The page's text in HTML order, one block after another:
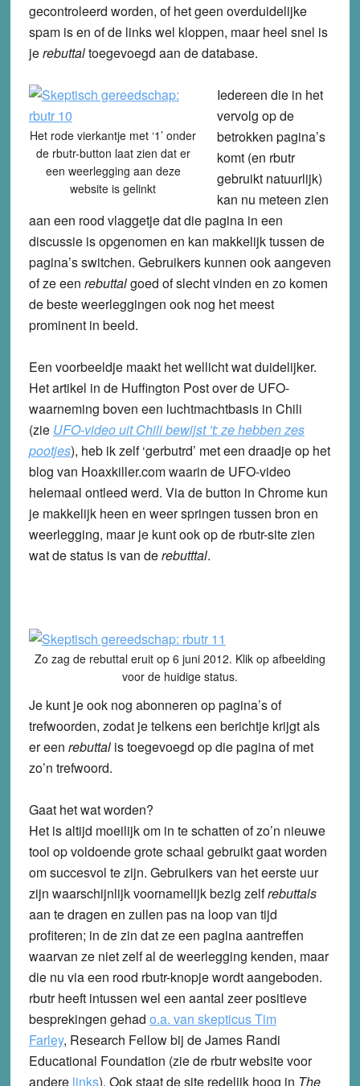
gecontroleerd worden, of het geen overduidelijke
spam is en of de links wel kloppen, maar heel snel is
jerebuttaltoegevoegd aan de database.
Het rode vierkantje met ‘1’ onder
de rbutr-button laat zien dat er
een weerlegging aan deze
website is gelinkt
Iedereen die in het
vervolg op de
betrokken pagina’s
komt (en rbutr
gebruikt natuurlijk)
kan nu meteen zien
aan een rood vlaggetje dat die pagina in een
discussie is opgenomen en kan makkelijk tussen de
pagina’s switchen. Gebruikers kunnen ook aangeven
of ze een rebuttalgoed of slecht vinden en zo komen
de beste weerleggingen ook nog het meest
prominent in beeld.
Een voorbeeldje maakt het wellicht wat duidelijker.
Het artikel in de Huffington Post over de UFO-
waarneming boven een luchtmachtbasis in Chili
(zie UFO-video uit Chili bewijst ’t: ze hebben zes
pootjes), heb ik zelf ‘gerbutrd’ met een draadje op het
blog van Hoaxkiller.com waarin de UFO-video
helemaal ontleed werd. Via de button in Chrome kun
je makkelijk heen en weer springen tussen bron en
weerlegging, maar je kunt ook op de rbutr-site zien
wat de status is van derebutttal.
Zo zag de rebuttal eruit op 6 juni 2012. Klik op afbeelding
voor de huidige status.
Je kunt je ook nog abonneren op pagina’s of
trefwoorden, zodat je telkens een berichtje krijgt als
er een rebuttalis toegevoegd op die pagina of met
zo’n trefwoord.
Gaat het wat worden?
Het is altijd moeilijk om in te schatten of zo’n nieuwe
tool op voldoende grote schaal gebruikt gaat worden
om succesvol te zijn. Gebruikers van het eerste uur
zijn waarschijnlijk voornamelijk bezig zelfrebuttals
aan te dragen en zullen pas na loop van tijd
profiteren; in de zin dat ze een pagina aantreffen
waarvan ze niet zelf al de weerlegging kenden, maar
die nu via een rood rbutr-knopje wordt aangeboden.
rbutr heeft intussen wel een aantal zeer positieve
besprekingen gehad o.a. van skepticus Tim
Farley, Research Fellow bij de James Randi
Educational Foundation (zie de rbutr website voor
andere links). Ook staat de site redelijk hoog in The